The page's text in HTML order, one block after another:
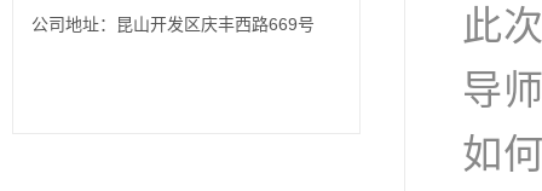
公司地址：昆山开发区庆丰西路669号
此
导
如